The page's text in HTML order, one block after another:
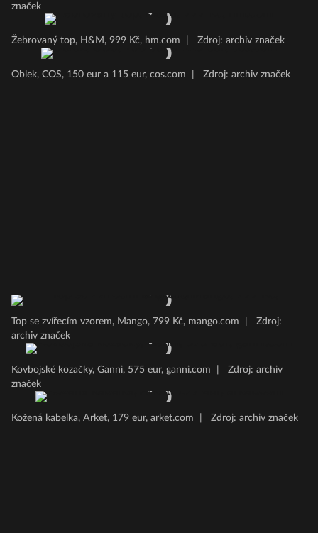
značek
Žebrovaný top, H&M, 999 Kč, hm.com Zdroj: archiv značek
Oblek, COS, 150 eur a 115 eur, cos.com Zdroj: archiv značek
Top se zvířecím vzorem, Mango, 799 Kč, mango.com
Zdroj:
archiv značek
Kovbojské kozačky, Ganni, 575 eur, ganni.com
Zdroj: archiv
značek
Kožená kabelka, Arket, 179 eur, arket.com Zdroj: archiv značek